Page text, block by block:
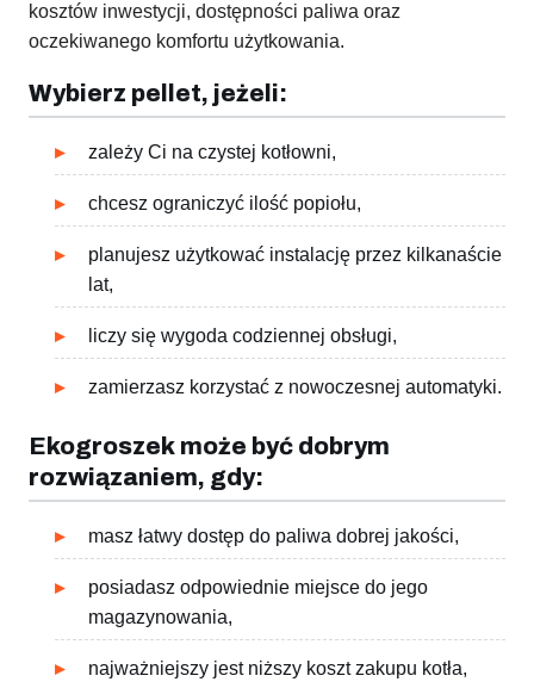
kosztów inwestycji, dostępności paliwa oraz
oczekiwanego komfortu użytkowania.
Wybierz pellet, jeżeli:
zależy Ci na czystej kotłowni,
chcesz ograniczyć ilość popiołu,
planujesz użytkować instalację przez kilkanaście
lat,
liczy się wygoda codziennej obsługi,
zamierzasz korzystać z nowoczesnej automatyki.
Ekogroszek może być dobrym
rozwiązaniem, gdy:
masz łatwy dostęp do paliwa dobrej jakości,
posiadasz odpowiednie miejsce do jego
magazynowania,
najważniejszy jest niższy koszt zakupu kotła,